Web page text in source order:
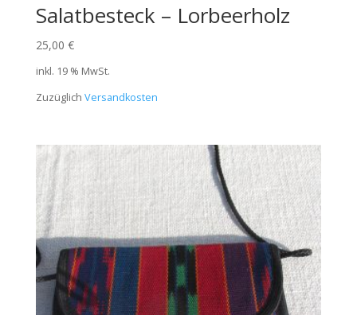
Salatbesteck – Lorbeerholz
25,00 €
inkl. 19 % MwSt.
Zuzüglich Versandkosten